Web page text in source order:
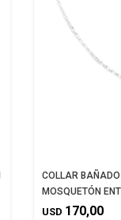
COLLAR
MOSQUETÓN
USD 170,00